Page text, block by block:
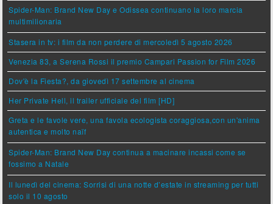
Spider-Man: Brand New Day e Odissea continuano la loro marcia
multimilionaria
Stasera in tv: i film da non perdere di mercoledì 5 agosto 2026
Venezia 83, a Serena Rossi il premio Campari Passion for Film 2026
Dov'è la Fiesta?, da giovedì 17 settembre al cinema
Her Private Hell, il trailer ufficiale del film [HD]
Greta e le favole vere, una favola ecologista coraggiosa,con un'anima
autentica e molto naïf
Spider-Man: Brand New Day continua a macinare incassi come se
fossimo a Natale
Il lunedì del cinema: Sorrisi di una notte d’estate in streaming per tutti
solo il 10 agosto